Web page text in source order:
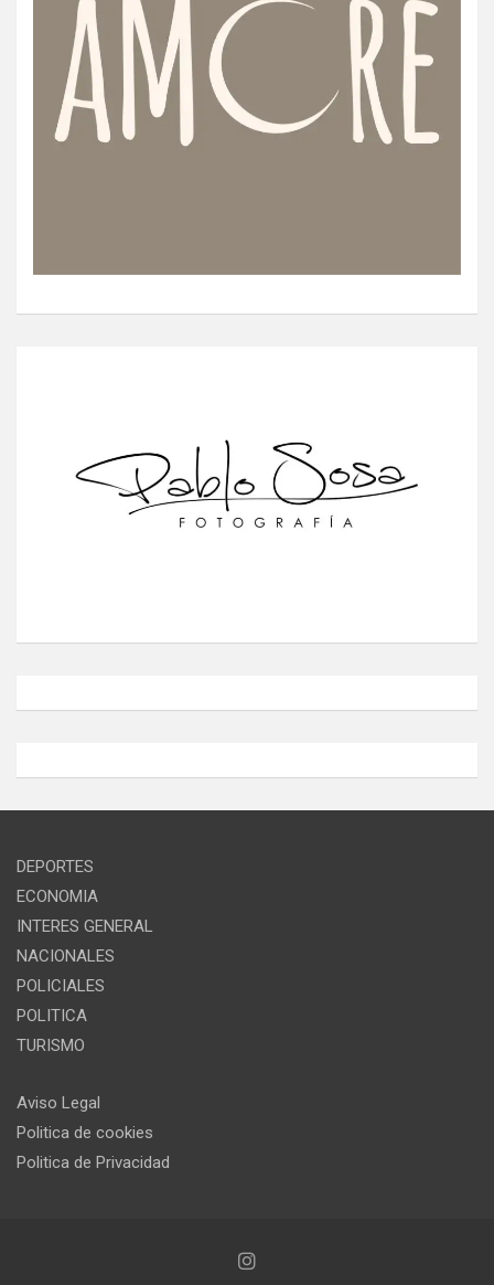
DEPORTES
ECONOMIA
INTERES GENERAL
NACIONALES
POLICIALES
POLITICA
TURISMO
Aviso Legal
Politica de cookies
Politica de Privacidad